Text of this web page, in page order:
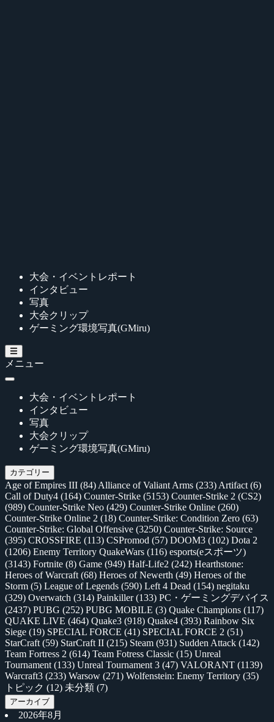
大会・イベントレポート
インタビュー
写真
大会クリップ
ゲーミング環境写真(GMiru)
メニュー
大会・イベントレポート
インタビュー
写真
大会クリップ
ゲーミング環境写真(GMiru)
カテゴリー
Age of Empires III (84) Alliance of Valiant Arms (233) Artifact (6)
Call of Duty4 (164) Counter-Strike (5153) Counter-Strike 2 (CS2)
(989) Counter-Strike Neo (429) Counter-Strike Online (260)
Counter-Strike Online 2 (18) Counter-Strike: Condition Zero (63)
Counter-Strike: Global Offensive (3250) Counter-Strike: Source
(395) CROSSFIRE (113) CSPromod (57) DOOM3 (102) Dota 2
(1206) Enemy Territory QuakeWars (116) esports(eスポーツ)
(3143) Fortnite (8) Game (949) Half-Life2 (242) Hearthstone:
Heroes of Warcraft (68) Heroes of Newerth (49) Heroes of the
Storm (5) League of Legends (590) Left 4 Dead (154) negitaku
(329) Overwatch (314) Painkiller(133) PC・ゲーミングデバイス
(2437) PUBG (252) PUBG MOBILE (3) Quake Champions (117)
QUAKE LIVE (464) Quake3 (918) Quake4 (393) Rainbow Six
Siege (19) SPECIAL FORCE (41) SPECIAL FORCE 2 (51)
StarCraft (59) StarCraft II (215) Steam (931) Sudden Attack (142)
Team Fortress 2 (614) Team Fotress Classic (15) Unreal
Tournament (133) Unreal Tournament 3 (47) VALORANT (1139)
Warcraft3 (233) Warsow (271) Wolfenstein: Enemy Territory (35)
トピック (12) 未分類 (7)
アーカイブ
2026年8月